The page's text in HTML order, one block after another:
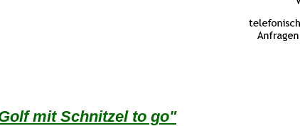
mit Schnitzel to go"